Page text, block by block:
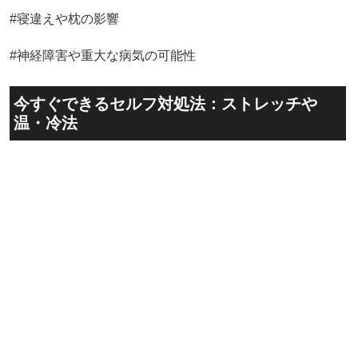
#寝違えや枕の影響
#神経障害や重大な病気の可能性
今すぐできるセルフ対処法：ストレッチや
温・冷法